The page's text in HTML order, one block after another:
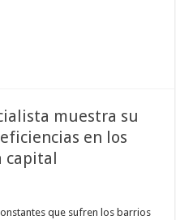
muestra su
en los
capital
que sufren los barrios